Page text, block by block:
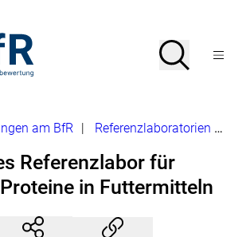
Suche
SucheMenü
am BfR Referenzlaboratorien
Referenzlabor für
in Futtermitteln